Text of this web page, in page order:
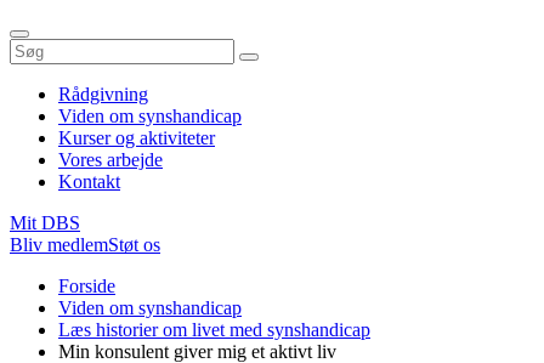
Rådgivning
Viden om synshandicap
Kurser og aktiviteter
Vores arbejde
Kontakt
Mit DBS
Bliv medlemStøt os
Forside
Viden om synshandicap
Læs historier om livet med synshandicap
Min konsulent giver mig et aktivt liv